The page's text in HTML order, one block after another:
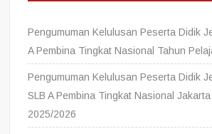
Pengumuman Kelulusan Peserta Didik
A Pembina Tingkat Nasional Tahun
Pengumuman Kelulusan Peserta Didik
SLB A Pembina Tingkat Nasional
2025/2026